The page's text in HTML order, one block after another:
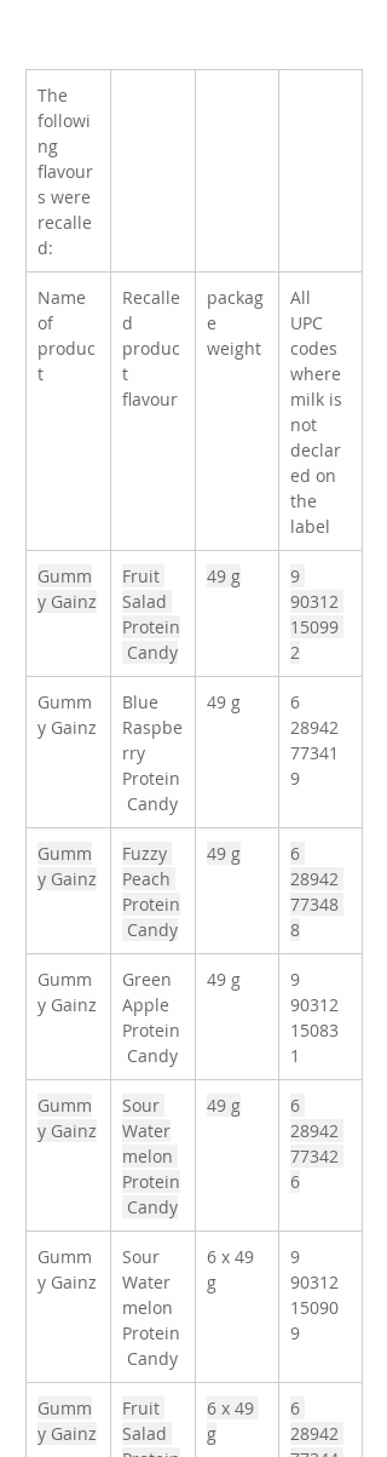
The
followi
ng
flavour
s were
recalle
d:
Name
of
produc
t
Recalle
d
produc
t
flavour
packag
e
weight
All
UPC
codes
where
milk is
not
declar
ed on
the
label
Gumm
y Gainz
Fruit
Salad
Protein
Candy
49 g
9
90312
15099
2
Gumm
y Gainz
Blue
Raspbe
rry
Protein
Candy
49 g
6
28942
77341
9
Gumm
y Gainz
Fuzzy
Peach
Protein
Candy
49 g
6
28942
77348
8
Gumm
y Gainz
Green
Apple
Protein
Candy
49 g
9
90312
15083
1
Gumm
y Gainz
Sour
Water
melon
Protein
Candy
49 g
6
28942
77342
6
Gumm
y Gainz
Sour
Water
melon
Protein
Candy
6 x 49
g
9
90312
15090
9
Gumm
y Gainz
Fruit
Salad
6 x 49
g
6
28942